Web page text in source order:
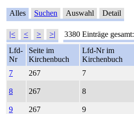
Alles Suchen Auswahl Detail
|< < > >| 3380 Einträge gesamt:
Lfd-
Nr
Seite im
Kirchenbuch
Lfd-Nr im
Kirchenbuch
7
267 7
8 267 8
9 267 9